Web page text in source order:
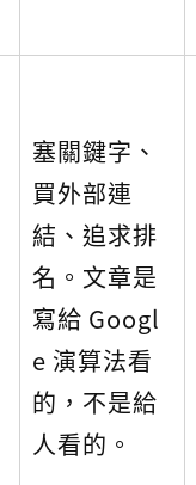
塞關鍵字、
買外部連
結、追求排
名。文章是
寫給 Googl
e 演算法看
的，不是給
人看的。